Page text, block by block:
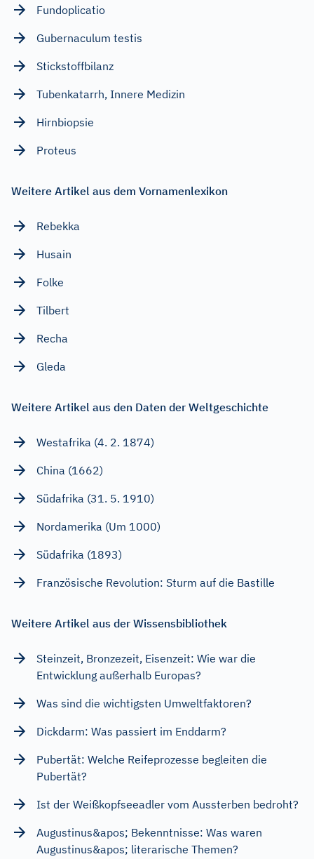
Fundoplicatio
Gubernaculum testis
Stickstoffbilanz
Tubenkatarrh, Innere Medizin
Hirnbiopsie
Proteus
Weitere Artikel aus dem Vornamenlexikon
Rebekka
Husain
Folke
Tilbert
Recha
Gleda
Weitere Artikel aus den Daten der Weltgeschichte
Westafrika (4. 2. 1874)
China (1662)
Südafrika (31. 5. 1910)
Nordamerika (Um 1000)
Südafrika (1893)
Französische Revolution: Sturm auf die Bastille
Weitere Artikel aus der Wissensbibliothek
Steinzeit, Bronzezeit, Eisenzeit: Wie war die
Entwicklung außerhalb Europas?
Was sind die wichtigsten Umweltfaktoren?
Dickdarm: Was passiert im Enddarm?
Pubertät: Welche Reifeprozesse begleiten die
Pubertät?
Ist der Weißkopfseeadler vom Aussterben bedroht?
Augustinus&apos; Bekenntnisse: Was waren
Augustinus&apos; literarische Themen?